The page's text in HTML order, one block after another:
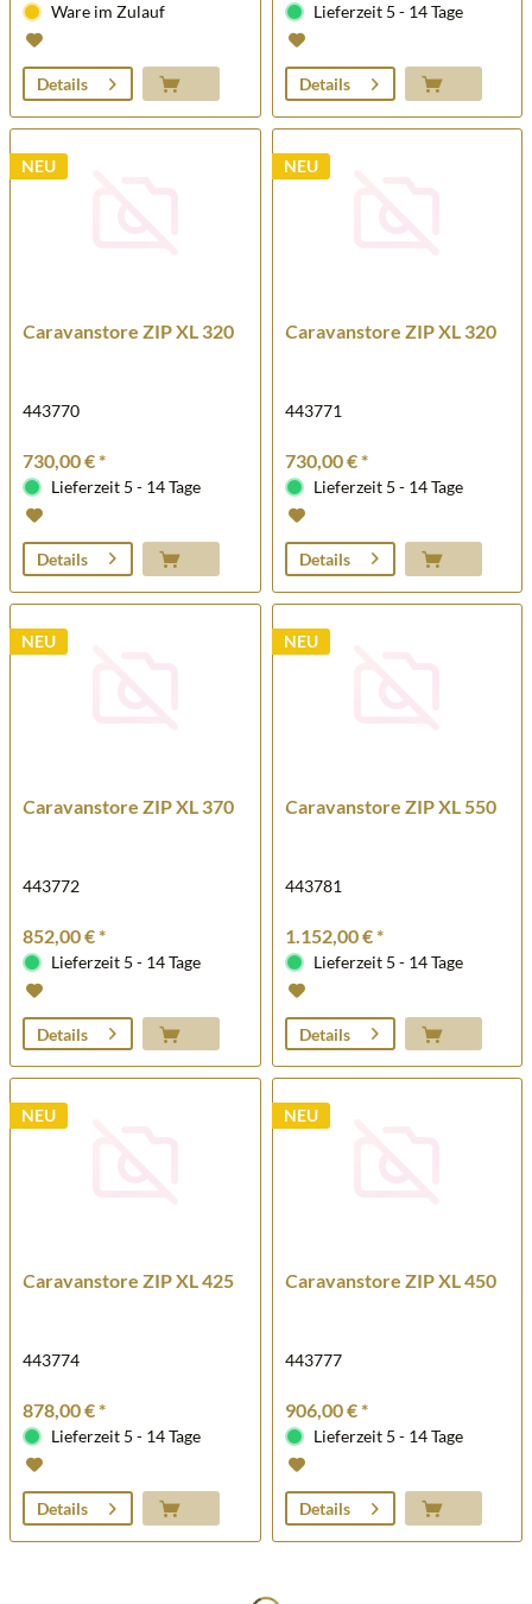
Ware im Zulauf
Details
Lieferzeit 5 - 14 Tage
Details
NEU
Caravanstore ZIP XL 320
443770
730,00 € *
Lieferzeit 5 - 14 Tage
Details
NEU
Caravanstore ZIP XL 320
443771
730,00 € *
Lieferzeit 5 - 14 Tage
Details
NEU
Caravanstore ZIP XL 370
443772
852,00 € *
Lieferzeit 5 - 14 Tage
Details
NEU
Caravanstore ZIP XL 550
443781
1.152,00 € *
Lieferzeit 5 - 14 Tage
Details
NEU
Caravanstore ZIP XL 425
443774
878,00 € *
Lieferzeit 5 - 14 Tage
Details
NEU
Caravanstore ZIP XL 450
443777
906,00 € *
Lieferzeit 5 - 14 Tage
Details